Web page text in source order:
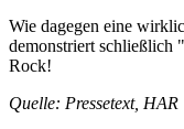
Wie dagegen eine
demonstriert schließlich
Rock!
Quelle: Pressetext, HAR